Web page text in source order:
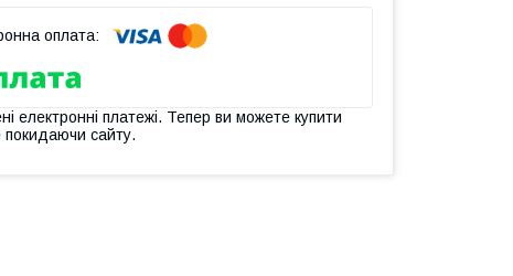
електронні платежі. Тепер ви можете купити
покидаючи сайту.